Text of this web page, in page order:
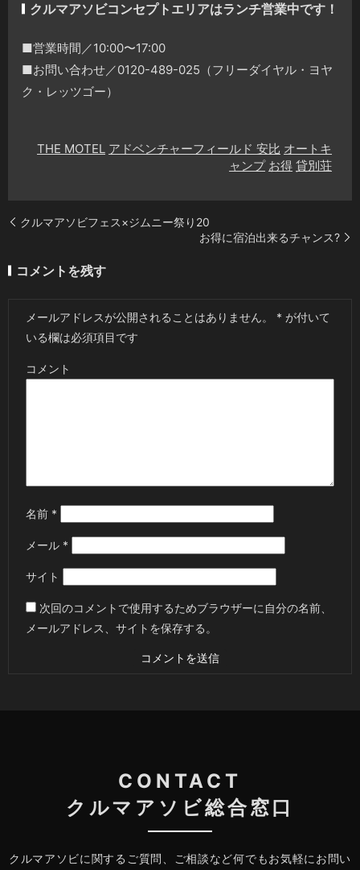
クルマアソビコンセプトエリアはランチ営業中です！
■営業時間／10:00〜17:00
■お問い合わせ／0120-489-025（フリーダイヤル・ヨヤ
ク・レッツゴー）
THE MOTEL アドベンチャーフィールド 安比 オートキ
ャンプ お得 貸別荘
クルマアソビフェス×ジムニー祭り20
お得に宿泊出来るチャンス?
コメントを残す
メールアドレスが公開されることはありません。 * が付いて
いる欄は必須項目です
コメント
名前 *
メール *
サイト
次回のコメントで使用するためブラウザーに自分の名前、
メールアドレス、サイトを保存する。
CONTACT
クルマアソビ総合窓口
クルマアソビに関するご質問、ご相談など何でもお気軽にお問い